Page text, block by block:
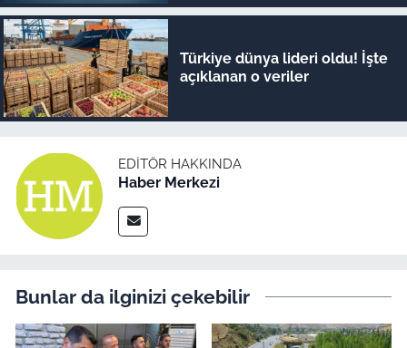
Türkiye dünya lideri oldu! İşte
açıklanan o veriler
EDITÖR HAKKINDA
Haber Merkezi
Bunlar da ilginizi çekebilir